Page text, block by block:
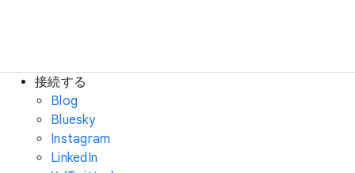
接続する
Blog
Bluesky
Instagram
LinkedIn